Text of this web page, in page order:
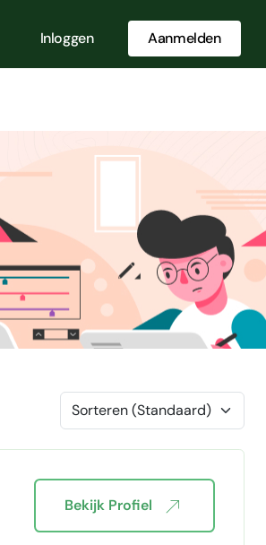
Inloggen Aanmelden
Bekijk Profiel